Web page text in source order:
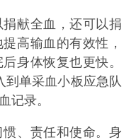
献全血，还可以捐
高输血的有效性，
身体恢复也更快。
到单采血小板应急队
记录。
、责任和使命。身